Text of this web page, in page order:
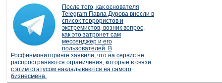
После того, как основателя
Telegram Павла Дурова внесли в
список террористов и
экстремистов, возник вопрос,
как это затронет сам
мессенджер и его
пользователей. В
Росфинмониторинге заявили, что на сервис не
распространяются ограничения, которые в связи
с этим статусом накладываются на самого
бизнесмена.